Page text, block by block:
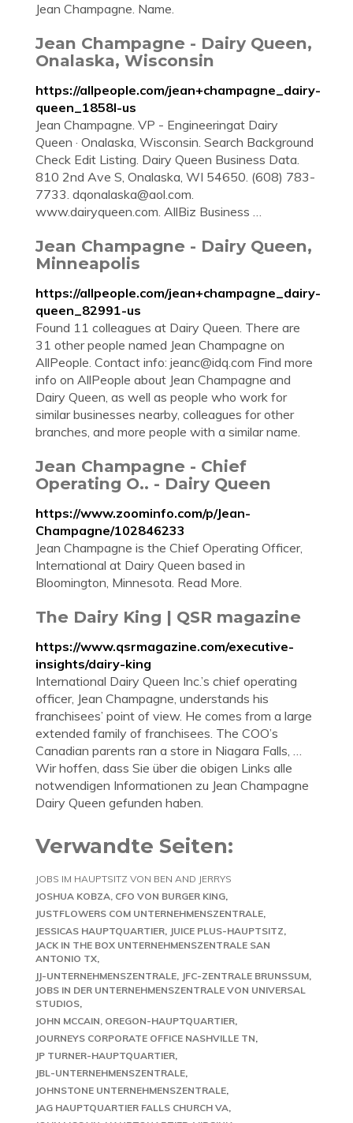
Jean Champagne. Name.
Jean Champagne - Dairy Queen,
Onalaska, Wisconsin
https://allpeople.com/jean+champagne_dairy-
queen_1858I-us
Jean Champagne. VP - Engineeringat Dairy
Queen · Onalaska, Wisconsin. Search Background
Check Edit Listing. Dairy Queen Business Data.
810 2nd Ave S, Onalaska, WI 54650. (608) 783-
7733. dqonalaska@aol.com.
www.dairyqueen.com. AllBiz Business …
Jean Champagne - Dairy Queen,
Minneapolis
https://allpeople.com/jean+champagne_dairy-
queen_82991-us
Found 11 colleagues at Dairy Queen. There are
31 other people named Jean Champagne on
AllPeople. Contact info: jeanc@idq.com Find more
info on AllPeople about Jean Champagne and
Dairy Queen, as well as people who work for
similar businesses nearby, colleagues for other
branches, and more people with a similar name.
Jean Champagne - Chief
Operating O.. - Dairy Queen
https://www.zoominfo.com/p/Jean-
Champagne/102846233
Jean Champagne is the Chief Operating Officer,
International at Dairy Queen based in
Bloomington, Minnesota. Read More.
The Dairy King | QSR magazine
https://www.qsrmagazine.com/executive-
insights/dairy-king
International Dairy Queen Inc.’s chief operating
officer, Jean Champagne, understands his
franchisees’ point of view. He comes from a large
extended family of franchisees. The COO’s
Canadian parents ran a store in Niagara Falls, …
Wir hoffen, dass Sie über die obigen Links alle
notwendigen Informationen zu Jean Champagne
Dairy Queen gefunden haben.
Verwandte Seiten:
JOBS IM HAUPTSITZ VON BEN AND JERRYS
JOSHUA KOBZA, CFO VON BURGER KING
JUSTFLOWERS COM UNTERNEHMENSZENTRALE
JESSICAS HAUPTQUARTIER JUICE PLUS-HAUPTSITZ
JACK IN THE BOX UNTERNEHMENSZENTRALE SAN
ANTONIO TX
JJ-UNTERNEHMENSZENTRALE JFC-ZENTRALE BRUNSSUM
JOBS IN DER UNTERNEHMENSZENTRALE VON UNIVERSAL
STUDIOS
JOHN MCCAIN, OREGON-HAUPTQUARTIER
JOURNEYS CORPORATE OFFICE NASHVILLE TN
JP TURNER-HAUPTQUARTIER
JBL-UNTERNEHMENSZENTRALE
JOHNSTONE UNTERNEHMENSZENTRALE
JAG HAUPTQUARTIER FALLS CHURCH VA